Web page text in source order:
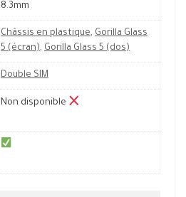
8.3mm
Châssis en plastique, Gorilla Glass
5 (écran), Gorilla Glass 5 (dos)
Double SIM
Non disponible